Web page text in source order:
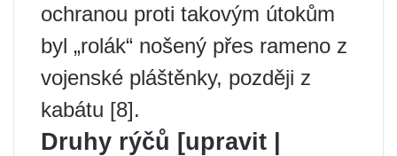
ochranou proti takovým útokům
byl „rolák“ nošený přes rameno z
vojenské pláštěnky, později z
kabátu [8].
Druhy rýčů [upravit |